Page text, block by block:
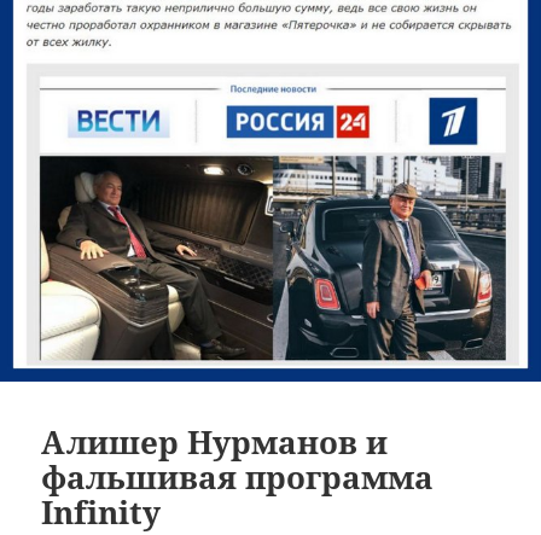
Алишер Нурманов и
фальшивая программа
Infinity